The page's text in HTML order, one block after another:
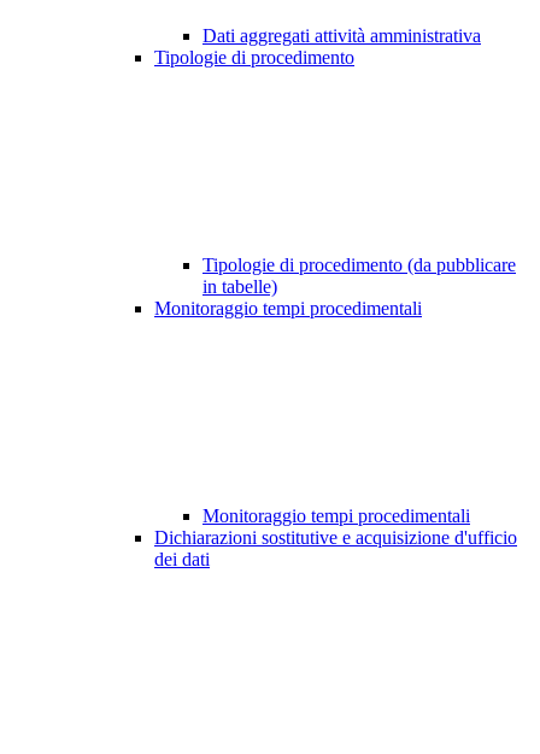
Dati aggregati attività amministrativa
Tipologie di procedimento
Tipologie di procedimento (da pubblicare
in tabelle)
Monitoraggio tempi procedimentali
Monitoraggio tempi procedimentali
Dichiarazioni sostitutive e acquisizione d'ufficio
dei dati